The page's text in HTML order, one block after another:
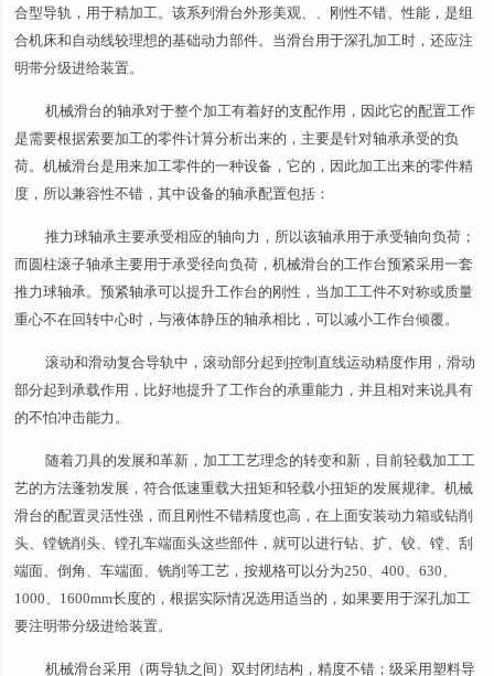
合型导轨，用于精加工。该系列滑台外形美观、、刚性不错、性能，是组
合机床和自动线较理想的基础动力部件。当滑台用于深孔加工时，还应注
明带分级进给装置。
机械滑台的轴承对于整个加工有着好的支配作用，因此它的配置工作
是需要根据索要加工的零件计算分析出来的，主要是针对轴承承受的负
荷。机械滑台是用来加工零件的一种设备，它的，因此加工出来的零件精
度，所以兼容性不错，其中设备的轴承配置包括：
推力球轴承主要承受相应的轴向力，所以该轴承用于承受轴向负荷；
而圆柱滚子轴承主要用于承受径向负荷，机械滑台的工作台预紧采用一套
推力球轴承。预紧轴承可以提升工作台的刚性，当加工工件不对称或质量
重心不在回转中心时，与液体静压的轴承相比，可以减小工作台倾覆。
滚动和滑动复合导轨中，滚动部分起到控制直线运动精度作用，滑动
部分起到承载作用，比好地提升了工作台的承重能力，并且相对来说具有
的不怕冲击能力。
随着刀具的发展和革新，加工工艺理念的转变和新，目前轻载加工工
艺的方法蓬勃发展，符合低速重载大扭矩和轻载小扭矩的发展规律。机械
滑台的配置灵活性强，而且刚性不错精度也高，在上面安装动力箱或钻削
头、镗铣削头、镗孔车端面头这些部件，就可以进行钻、扩、铰、镗、刮
端面、倒角、车端面、铣削等工艺，按规格可以分为250、400、630、
1000、1600mm长度的，根据实际情况选用适当的，如果要用于深孔加工
要注明带分级进给装置。
机械滑台采用（两导轨之间）双封闭结构，精度不错；级采用塑料导